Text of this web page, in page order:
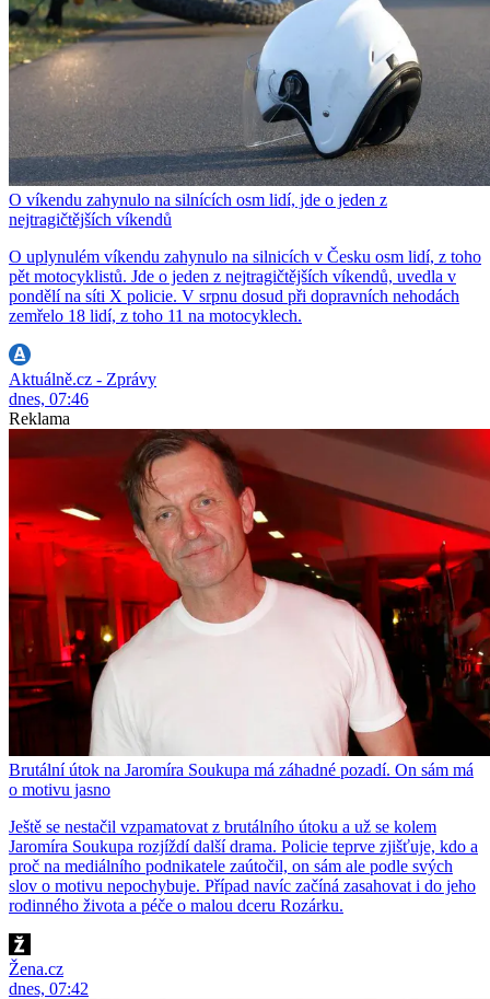
O víkendu zahynulo na silnících osm lidí, jde o jeden z
nejtragičtějších víkendů
O uplynulém víkendu zahynulo na silnicích v Česku osm lidí, z toho
pět motocyklistů. Jde o jeden z nejtragičtějších víkendů, uvedla v
pondělí na síti X policie. V srpnu dosud při dopravních nehodách
zemřelo 18 lidí, z toho 11 na motocyklech.
Aktuálně.cz - Zprávy
dnes, 07:46
Reklama
Brutální útok na Jaromíra Soukupa má záhadné pozadí. On sám má
o motivu jasno
Ještě se nestačil vzpamatovat z brutálního útoku a už se kolem
Jaromíra Soukupa rozjíždí další drama. Policie teprve zjišťuje, kdo a
proč na mediálního podnikatele zaútočil, on sám ale podle svých
slov o motivu nepochybuje. Případ navíc začíná zasahovat i do jeho
rodinného života a péče o malou dceru Rozárku.
Žena.cz
dnes, 07:42